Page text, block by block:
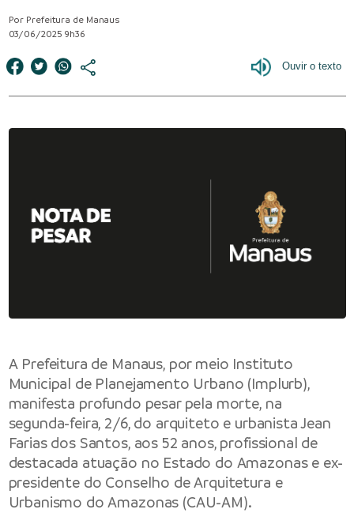
Por Prefeitura de Manaus
03/06/2025 9h36
A Prefeitura de Manaus, por meio Instituto
Municipal de Planejamento Urbano (Implurb),
manifesta profundo pesar pela morte, na
segunda-feira, 2/6, do arquiteto e urbanista Jean
Farias dos Santos, aos 52 anos, profissional de
destacada atuação no Estado do Amazonas e ex-
presidente do Conselho de Arquitetura e
Urbanismo do Amazonas (CAU-AM).